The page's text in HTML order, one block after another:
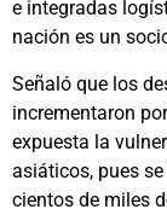
e integradas
nación es un
Señaló que los
incrementaron
expuesta la
asiáticos, pues
cientos de miles